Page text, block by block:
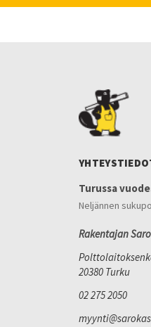
Turussa
Neljännen
Rakentajan
20380 Turku
02 275 2050